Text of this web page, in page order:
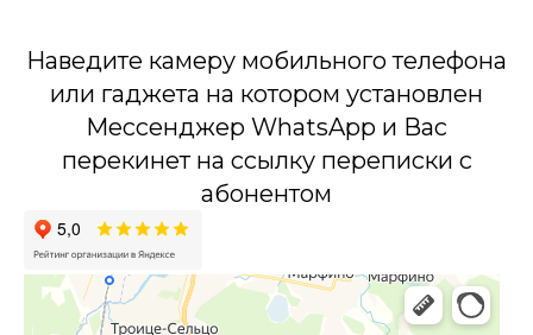
Наведите камеру мобильного телефона
или гаджета на котором установлен
Мессенджер WhatsApp и Вас
перекинет на ссылку переписки с
абонентом